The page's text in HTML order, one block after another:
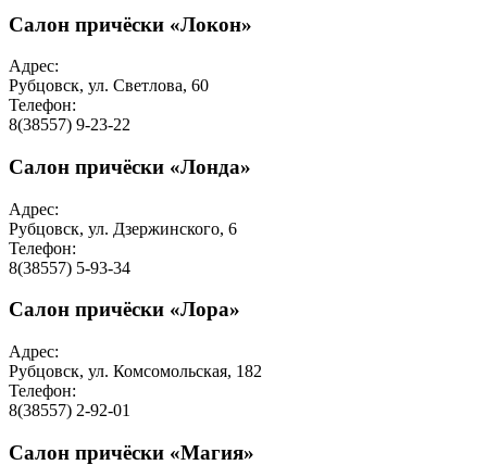
Салон причёски «Локон»
Адрес:
Рубцовск, ул. Светлова, 60
Телефон:
8(38557) 9-23-22
Салон причёски «Лонда»
Адрес:
Рубцовск, ул. Дзержинского, 6
Телефон:
8(38557) 5-93-34
Салон причёски «Лора»
Адрес:
Рубцовск, ул. Комсомольская, 182
Телефон:
8(38557) 2-92-01
Салон причёски «Магия»